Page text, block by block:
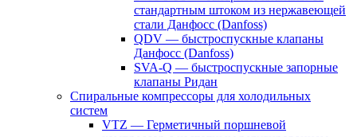
стандартным штоком из нержавеющей
стали Данфосс (Danfoss)
QDV — быстроспускные клапаны
Данфосс (Danfoss)
SVA-Q — быстроспускные запорные
клапаны Ридан
Спиральные компрессоры для холодильных
систем
VTZ — Герметичный поршневой